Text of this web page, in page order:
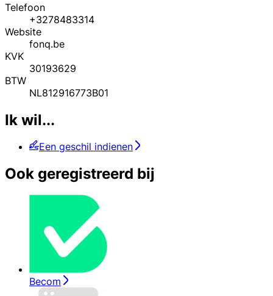
Telefoon
+3278483314
Website
fonq.be
KVK
30193629
BTW
NL812916773B01
Ik wil...
Een geschil indienen
Ook geregistreerd bij
Becom